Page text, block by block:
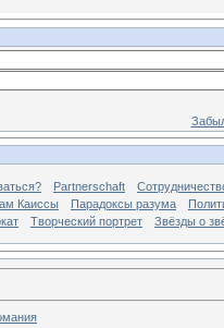
Partnerschaft
Каиссы Парадоксы разума
Творческий портрет Звёзды о